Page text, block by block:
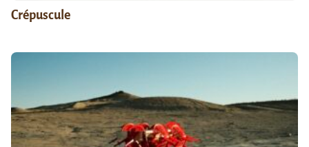
Crépuscule